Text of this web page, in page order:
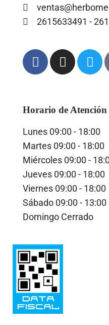
2615633491 -
Horario de Atención
Lunes 09:00 - 18:00
Martes 09:00 - 18:00
Miércoles 09:00 -
Jueves 09:00 - 18:00
Viernes 09:00 - 18:00
Sábado 09:00 - 13:00
Domingo Cerrado